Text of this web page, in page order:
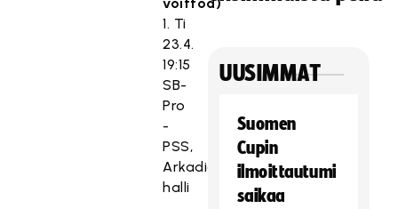
1. Ti
23.4.
19:15
SB-
Pro
-
PSS,
Arkadia-
halli
UUSIMMAT
Suomen
Cupin
ilmoittautumi
saikaa